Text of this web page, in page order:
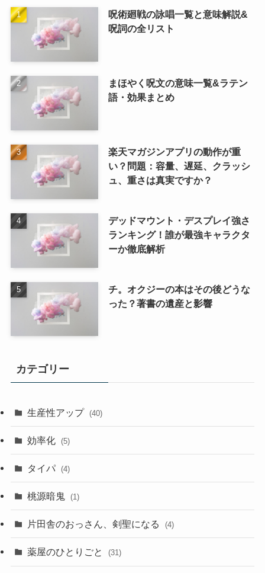
呪術廻戦の詠唱一覧と意味解説&
呪詞の全リスト
まほやく呪文の意味一覧&ラテン
語・効果まとめ
楽天マガジンアプリの動作が重
い？問題：容量、遅延、クラッシ
ュ、重さは真実ですか？
デッドマウント・デスプレイ強さ
ランキング！誰が最強キャラクタ
ーか徹底解析
チ。オクジーの本はその後どうな
った？著書の遺産と影響
カテゴリー
生産性アップ (40)
効率化 (5)
タイパ (4)
桃源暗鬼 (1)
片田舎のおっさん、剣聖になる (4)
薬屋のひとりごと (31)